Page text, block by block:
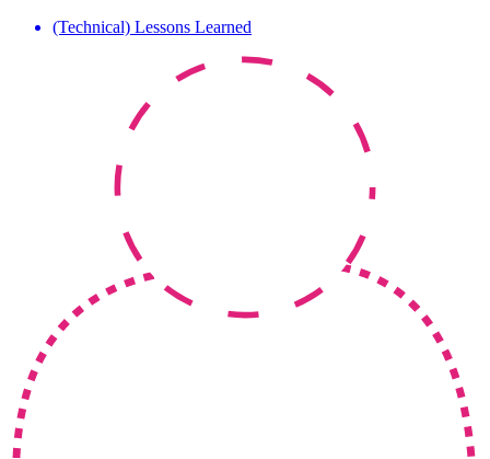
(Technical) Lessons Learned